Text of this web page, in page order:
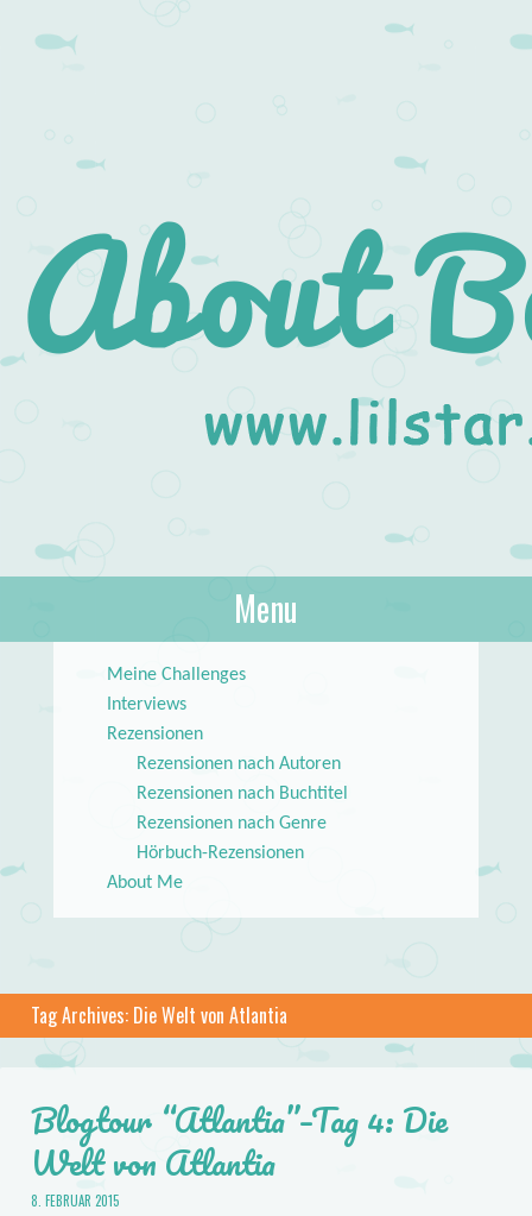
About Books
lilstar.de
Menu
Meine Challenges
Interviews
Rezensionen
Rezensionen nach Autoren
Rezensionen nach Buchtitel
Rezensionen nach Genre
Hörbuch-Rezensionen
About Me
Tag Archives: Die Welt von Atlantia
Blogtour “Atlantia”–Tag 4: Die
Welt von Atlantia
8. FEBRUAR 2015